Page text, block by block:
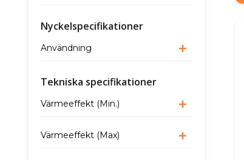
Nyckelspecifikationer
Användning
Tekniska specifikationer
Värmeeffekt (Min.)
Värmeeffekt (Max)